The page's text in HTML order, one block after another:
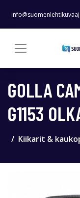
GOLLA
G1153
Kiikarit &